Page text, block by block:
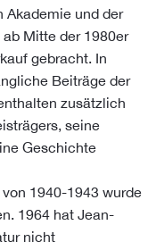
Akademie und der
Mitte der 1980er
gebracht. In
Beiträge der
zusätzlich
seine
Geschichte
1940-1943 wurde
1964 hat Jean-
nicht